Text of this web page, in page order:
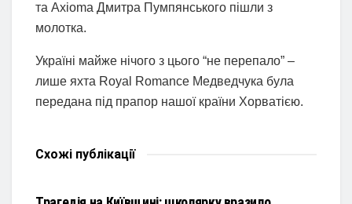
та Axioma Дмитра Пумпянського пішли з
молотка.
Україні майже нічого з цього “не перепало” –
лише яхта Royal Romance Медведчука була
передана під прапор нашої країни Хорватією.
Схожі публікації